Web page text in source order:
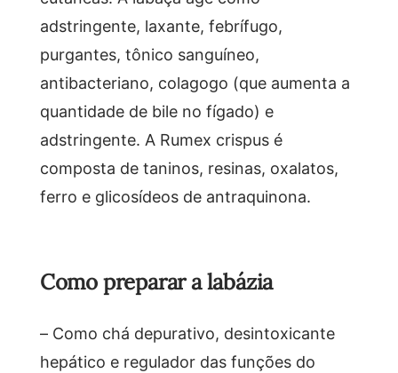
adstringente, laxante, febrífugo,
purgantes, tônico sanguíneo,
antibacteriano, colagogo (que aumenta a
quantidade de bile no fígado) e
adstringente. A Rumex crispus é
composta de taninos, resinas, oxalatos,
ferro e glicosídeos de antraquinona.
Como preparar a labázia
– Como chá depurativo, desintoxicante
hepático e regulador das funções do